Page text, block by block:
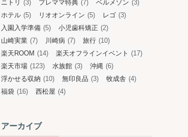
ニトリ (3) プレママ特典 (7) ベルメゾン (3)
ホテル (5) リオオンライン (5) レゴ (3)
入園入学準備 (5) 小児歯科矯正 (2)
山崎実業 (7) 川崎病 (7) 旅行 (10)
楽天ROOM (14) 楽天オフラインイベント (17)
楽天市場 (123) 水族館 (3) 沖縄 (6)
浮かせる収納 (10) 無印良品 (3) 牧成舎 (4)
福袋 (16) 西松屋 (4)
アーカイブ